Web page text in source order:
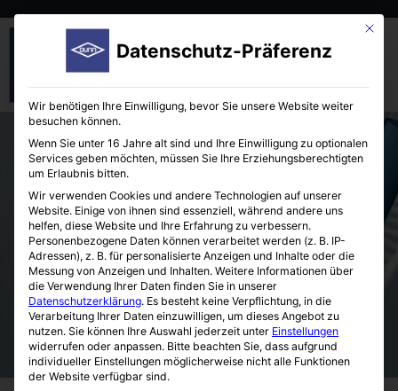
NEU! Bactron 400HP – Hochleistungs-
Anaerobenwerkbank:
Mit
Datenschutz-Präferenz
Wir benötigen Ihre Einwilligung, bevor Sie unsere Website weiter
besuchen können.
Wenn Sie unter 16 Jahre alt sind und Ihre Einwilligung zu optionalen
Services geben möchten, müssen Sie Ihre Erziehungsberechtigten
um Erlaubnis bitten.
Wir verwenden Cookies und andere Technologien auf unserer
Website. Einige von ihnen sind essenziell, während andere uns
helfen, diese Website und Ihre Erfahrung zu verbessern.
Personenbezogene Daten können verarbeitet werden (z. B. IP-
Adressen), z. B. für personalisierte Anzeigen und Inhalte oder die
Messung von Anzeigen und Inhalten. Weitere Informationen über
die Verwendung Ihrer Daten finden Sie in unserer
Datenschutzerklärung. Es besteht keine Verpflichtung, in die
Verarbeitung Ihrer Daten einzuwilligen, um dieses Angebot zu
nutzen. Sie können Ihre Auswahl jederzeit unter Einstellungen
widerrufen oder anpassen. Bitte beachten Sie, dass aufgrund
individueller Einstellungen möglicherweise nicht alle Funktionen
der Website verfügbar sind.